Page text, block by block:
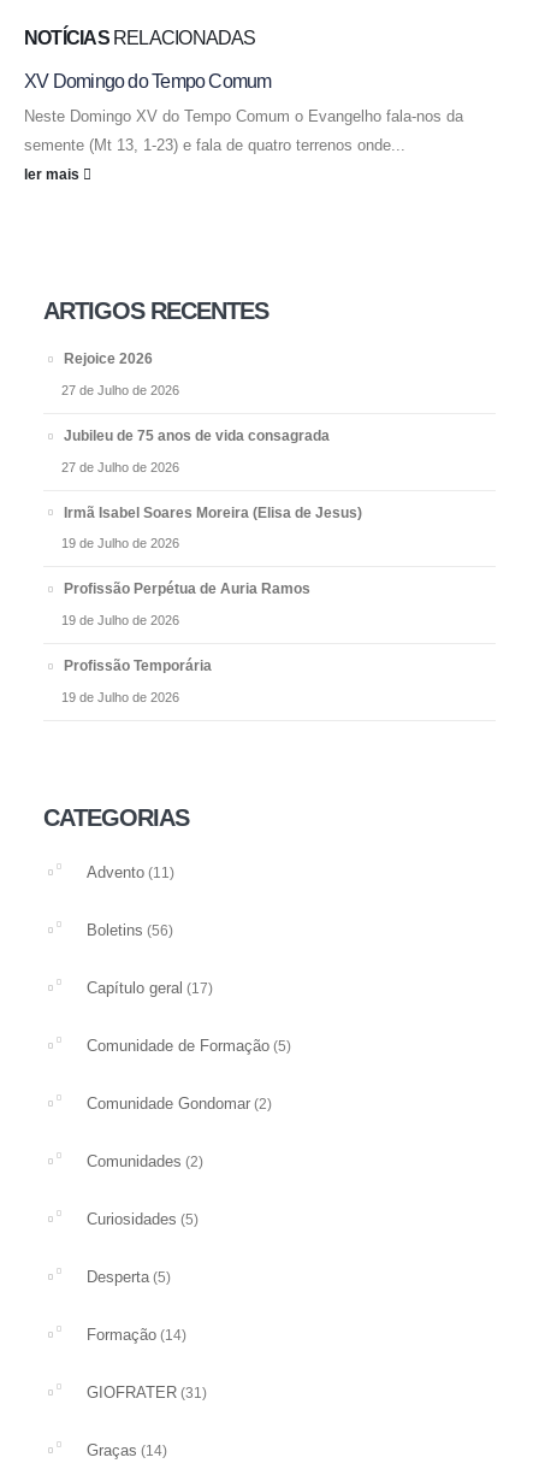
NOTÍCIASRELACIONADAS
XV Domingo do Tempo Comum
Neste Domingo XV do Tempo Comum o Evangelho fala-nos da
semente (Mt 13, 1-23) e fala de quatro terrenos onde...
ler mais
ARTIGOS RECENTES
Rejoice 2026
27 de Julho de 2026
Jubileu de 75 anos de vida consagrada
27 de Julho de 2026
Irmã Isabel Soares Moreira (Elisa de Jesus)
19 de Julho de 2026
Profissão Perpétua de Auria Ramos
19 de Julho de 2026
Profissão Temporária
19 de Julho de 2026
CATEGORIAS
Advento (11)
Boletins (56)
Capítulo geral (17)
Comunidade de Formação (5)
Comunidade Gondomar (2)
Comunidades (2)
Curiosidades (5)
Desperta (5)
Formação (14)
GIOFRATER (31)
Graças (14)